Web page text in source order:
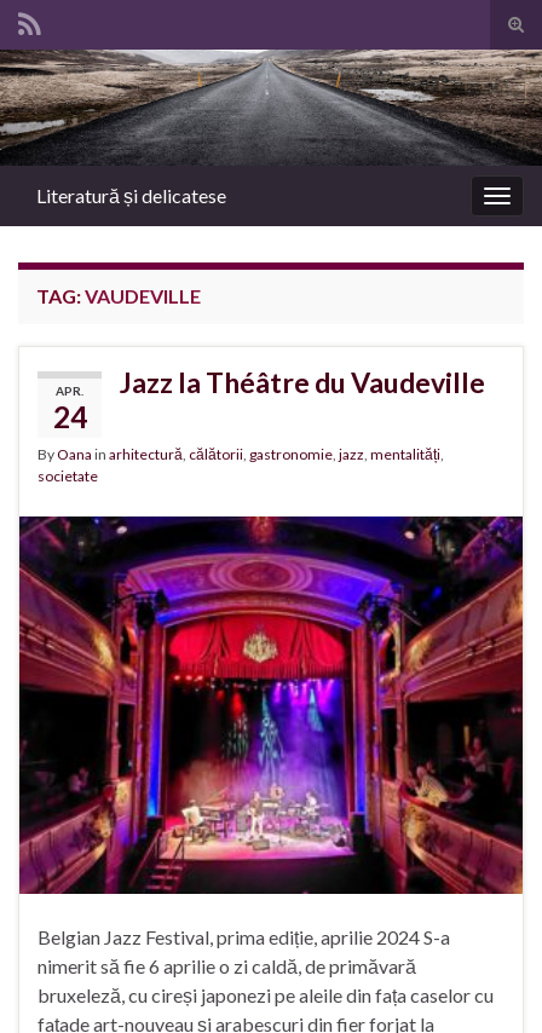
Search for:
Literatură și delicatese
TAG:VAUDEVILLE
APR.
24
Jazz la Théâtre du Vaudeville
ByOana in arhitectură călătorii gastronomie jazz mentalități
societate
Belgian Jazz Festival, prima ediție, aprilie 2024 S-a
nimerit să fie 6 aprilie o zi caldă, de primăvară
bruxeleză, cu cireși japonezi pe aleile din fața caselor cu
fațade art-nouveau și arabescuri din fier forjat la